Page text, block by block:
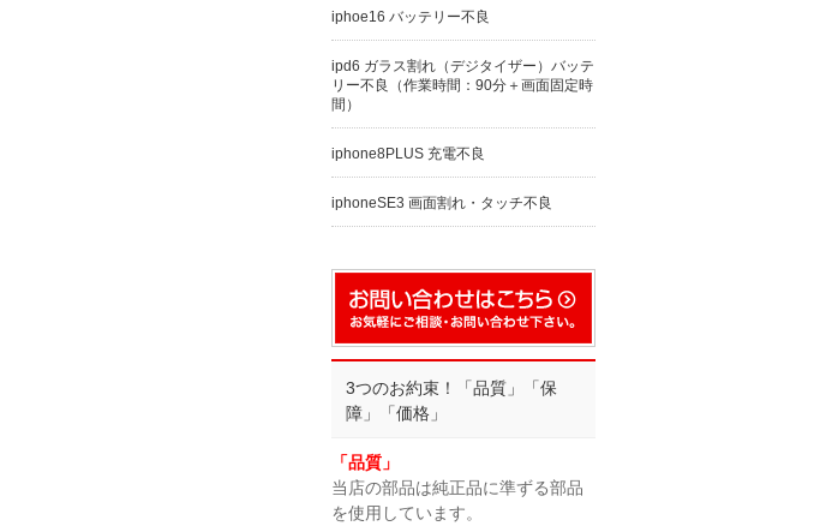
iphoe16 バッテリー不良
ipd6 ガラス割れ（デジタイザー）バッテ
リー不良（作業時間：90分＋画面固定時
間）
iphone8PLUS 充電不良
iphoneSE3 画面割れ・タッチ不良
3つのお約束！「品質」「保
障」「価格」
「品質」
当店の部品は純正品に準ずる部品
を使用しています。